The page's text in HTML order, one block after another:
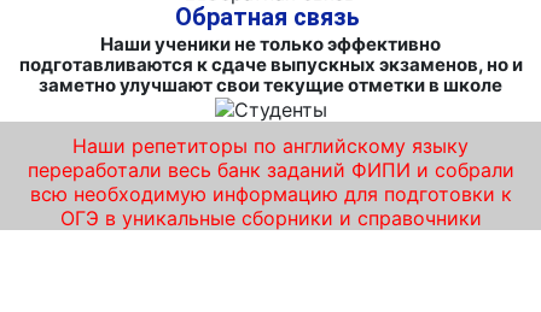
Обратная связь
Наши ученики не только эффективно
подготавливаются к сдаче выпускных экзаменов, но и
заметно улучшают свои текущие отметки в школе
Наши репетиторы по английскому языку
переработали весь банк заданий ФИПИ и собрали
всю необходимую информацию для подготовки к
ОГЭ в уникальные сборники и справочники